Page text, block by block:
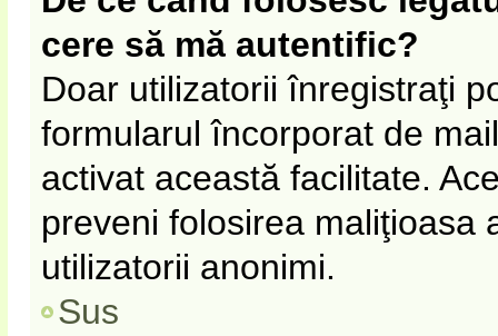
cere să mă autentific?
Doar utilizatorii înregistraţi
formularul încorporat de
activat această facilitate.
preveni folosirea maliţioasa
utilizatorii anonimi.
Sus